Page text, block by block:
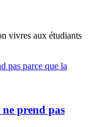
vivres aux étudiants
prend pas